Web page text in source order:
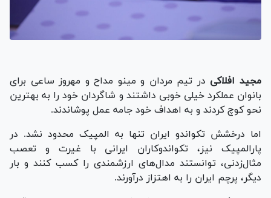
مجید افلاکی در تیم مردان و مینو مداح و مهروز ساعی برای
بانوان عملکرد خیلی خوبی داشتند و شاگردان خود را به بهترین
نحو کوچ کردند و به اهداف خود جامه عمل پوشاندند.
اما درخشش تکواندو ایران تنها به المپیک محدود نشد. در
پارالمپیک نیز، تکواندوکاران ایرانی با غیرت و تعصب
مثال‌زدنی، توانستند مدال‌های ارزشمندی را کسب کنند و بار
دیگر، پرچم ایران را به اهتزاز درآورند.